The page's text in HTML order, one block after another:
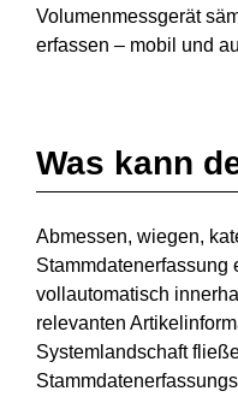
Volumenmessgerät
erfassen – mobil und
Was kann
Abmessen, wiegen,
Stammdatenerfassung
vollautomatisch
relevanten
Systemlandschaft